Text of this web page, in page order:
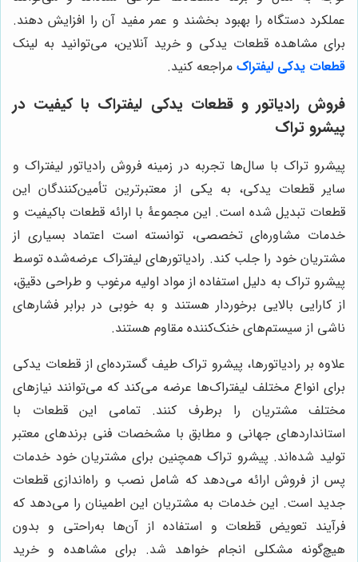
عملکرد دستگاه را بهبود بخشند و عمر مفید آن را افزایش دهند.
برای مشاهده قطعات یدکی و خرید آنلاین، می‌توانید به لینک
قطعات یدکی لیفتراک مراجعه کنید.
فروش رادیاتور و قطعات یدکی لیفتراک با کیفیت در
پیشرو تراک
پیشرو تراک با سال‌ها تجربه در زمینه فروش رادیاتور لیفتراک و
سایر قطعات یدکی، به یکی از معتبرترین تأمین‌کنندگان این
قطعات تبدیل شده است. این مجموعۀ با ارائه قطعات باکیفیت و
خدمات مشاوره‌ای تخصصی، توانسته است اعتماد بسیاری از
مشتریان خود را جلب کند. رادیاتورهای لیفتراک عرضه‌شده توسط
پیشرو تراک به دلیل استفاده از مواد اولیه مرغوب و طراحی دقیق،
از کارایی بالایی برخوردار هستند و به خوبی در برابر فشارهای
ناشی از سیستم‌های خنک‌کننده مقاوم هستند.
علاوه بر رادیاتورها، پیشرو تراک طیف گسترده‌ای از قطعات یدکی
برای انواع مختلف لیفتراک‌ها عرضه می‌کند که می‌توانند نیازهای
مختلف مشتریان را برطرف کنند. تمامی این قطعات با
استانداردهای جهانی و مطابق با مشخصات فنی برندهای معتبر
تولید شده‌اند. پیشرو تراک همچنین برای مشتریان خود خدمات
پس از فروش ارائه می‌دهد که شامل نصب و راه‌اندازی قطعات
جدید است. این خدمات به مشتریان این اطمینان را می‌دهد که
فرآیند تعویض قطعات و استفاده از آن‌ها به‌راحتی و بدون
هیچ‌گونه مشکلی انجام خواهد شد. برای مشاهده و خرید